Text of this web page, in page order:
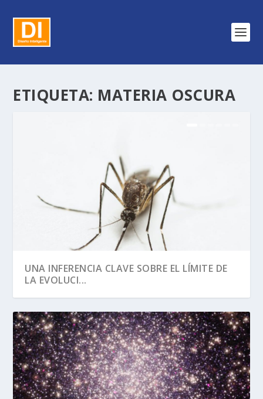
ETIQUETA: MATERIA OSCURA
UNA INFERENCIA CLAVE SOBRE EL LÍMITE DE
LA EVOLUCI...